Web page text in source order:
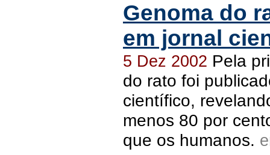
Genoma do
em jornal
5 Dez 2002 Pela
do rato foi
científico,
menos 80 por
que os humanos.